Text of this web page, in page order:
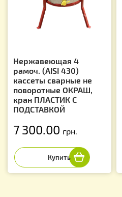
Нержавеющая 4
рамоч. (AISI 430)
кассеты сварные не
поворотные ОКРАШ,
кран ПЛАСТИК С
ПОДСТАВКОЙ
7 300.00 грн.